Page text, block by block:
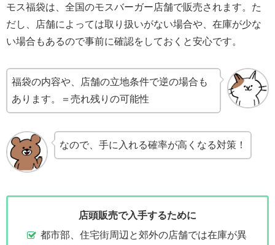
モス福袋は、全国のモスバーガー店舗で販売されます。た
だし、店舗によっては取り扱いがない場合や、在庫が少な
い場合もあるので事前に確認をしておくと安心です。
福袋の内容や、店舗の立地条件で逆の場合も
あります。＝売れ残りの可能性
なので、手に入れる確率が高くなる対策！
店頭販売で入手するために
都市部、住宅街周辺と郊外の店舗では在庫が異